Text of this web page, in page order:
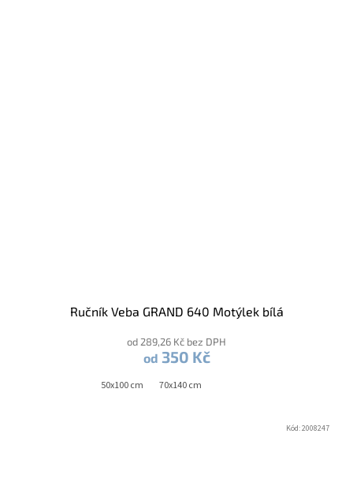
Ručník Veba GRAND 640 Motýlek bílá
od 289,26 Kč bez DPH
od 350 Kč
50x100 cm 70x140 cm
Kód:2008247